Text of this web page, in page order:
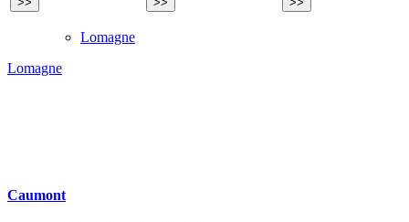
Lomagne
Lomagne
Caumont